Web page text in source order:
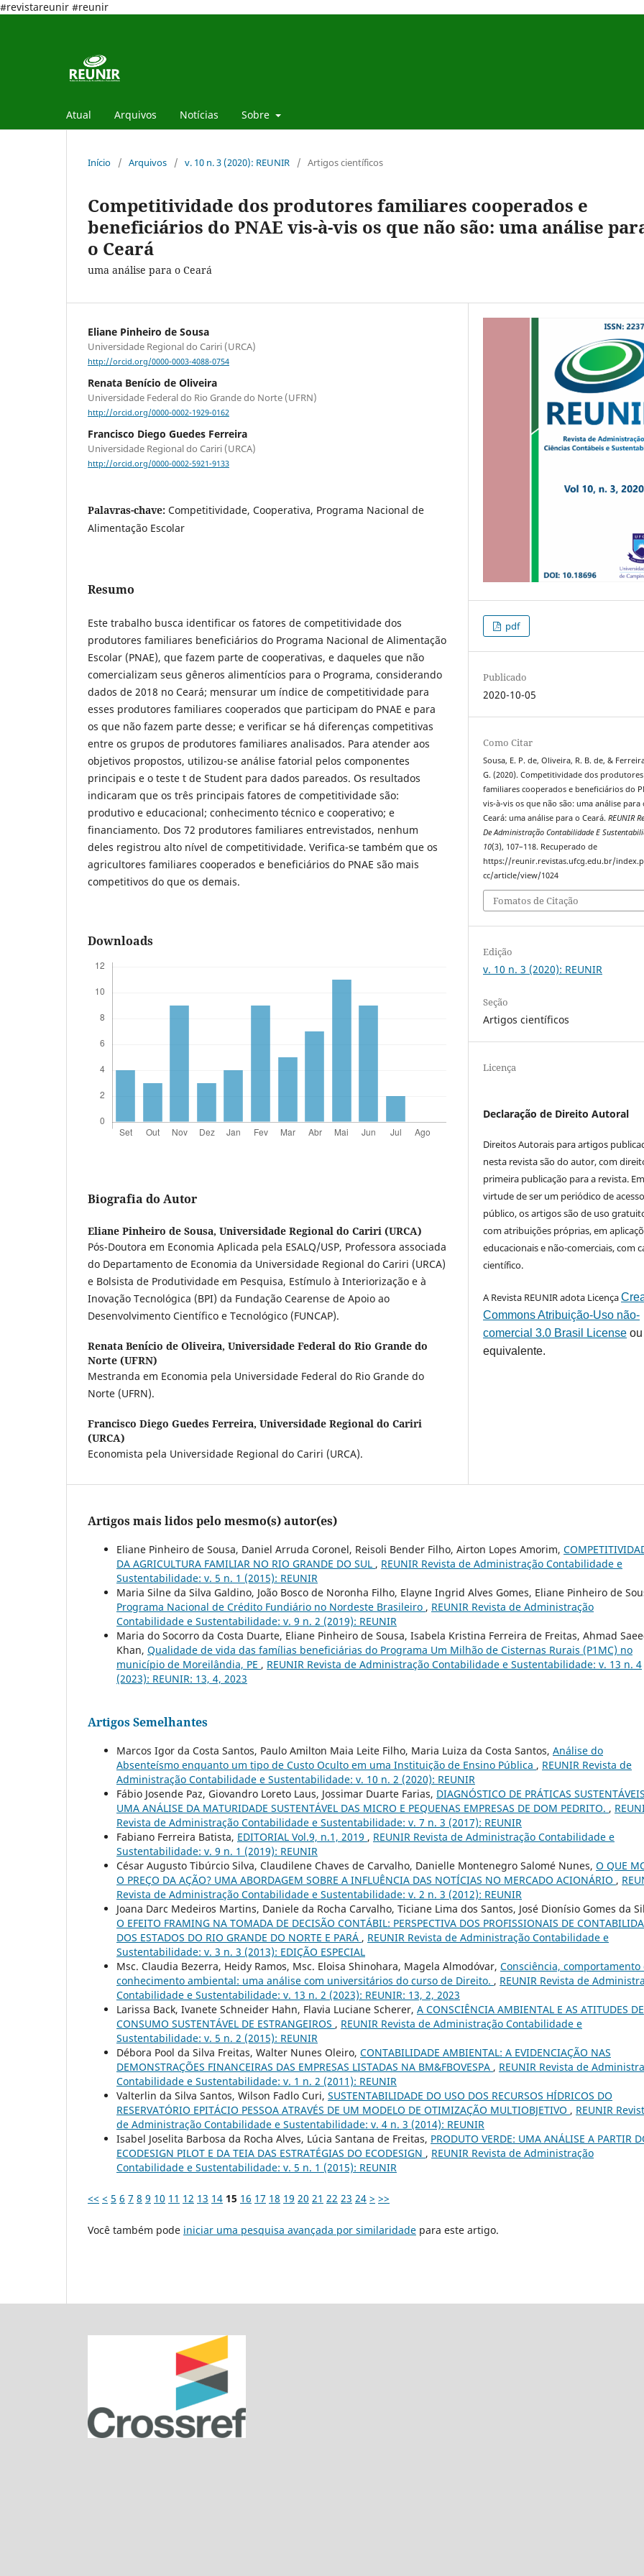
#revistareunir #reunir
Atual Arquivos Notícias Sobre
Início / Arquivos / v. 10 n. 3 (2020): REUNIR / Artigos científicos
Competitividade dos produtores familiares cooperados e
beneficiários do PNAE vis-à-vis os que não são: uma análise
o Ceará
uma análise para o Ceará
Eliane Pinheiro de Sousa
Universidade Regional do Cariri (URCA)
http://orcid.org/0000-0003-4088-0754
Renata Benício de Oliveira
Universidade Federal do Rio Grande do Norte (UFRN)
http://orcid.org/0000-0002-1929-0162
Francisco Diego Guedes Ferreira
Universidade Regional do Cariri (URCA)
http://orcid.org/0000-0002-5921-9133
Palavras-chave: Competitividade, Cooperativa, Programa Nacional de
Alimentação Escolar
Resumo
Este trabalho busca identificar os fatores de competitividade dos
produtores familiares beneficiários do Programa Nacional de Alimentação
Escolar (PNAE), que fazem parte de cooperativas, e daqueles que não
comercializam seus gêneros alimentícios para o Programa, considerando
dados de 2018 no Ceará; mensurar um índice de competitividade para
esses produtores familiares cooperados que participam do PNAE e para
os que não fazem parte desse; e verificar se há diferenças competitivas
entre os grupos de produtores familiares analisados. Para atender aos
objetivos propostos, utilizou-se análise fatorial pelos componentes
principais e o teste t de Student para dados pareados. Os resultados
indicaram que os três principais fatores de competitividade são:
produtivo e educacional; conhecimento técnico e cooperativo; e
financiamento. Dos 72 produtores familiares entrevistados, nenhum
deles registrou alto nível de competitividade. Verifica-se também que os
agricultores familiares cooperados e beneficiários do PNAE são mais
competitivos do que os demais.
Downloads
Biografia do Autor
Eliane Pinheiro de Sousa, Universidade Regional do Cariri (URCA)
Pós-Doutora em Economia Aplicada pela ESALQ/USP, Professora associada
do Departamento de Economia da Universidade Regional do Cariri (URCA)
e Bolsista de Produtividade em Pesquisa, Estímulo à Interiorização e à
Inovação Tecnológica (BPI) da Fundação Cearense de Apoio ao
Desenvolvimento Científico e Tecnológico (FUNCAP).
Renata Benício de Oliveira, Universidade Federal do Rio Grande do
Norte (UFRN)
Mestranda em Economia pela Universidade Federal do Rio Grande do
Norte (UFRN).
Francisco Diego Guedes Ferreira, Universidade Regional do Cariri
(URCA)
Economista pela Universidade Regional do Cariri (URCA).
pdf
Publicado
2020-10-05
Como Citar
Sousa, E. P. de, Oliveira, R. B. de, &
G. (2020). Competitividade dos produtores
familiares cooperados e beneficiários do
vis-à-vis os que não são: uma análise para
Ceará: uma análise para o Ceará.REUNIR
De Administração Contabilidade E
10(3), 107–118. Recuperado de
https://reunir.revistas.ufcg.edu.br/
cc/article/view/1024
Fomatos de Citação
Edição
v. 10 n. 3 (2020): REUNIR
Seção
Artigos científicos
Licença
Declaração de Direito Autoral
Direitos Autorais para artigos
nesta revista são do autor, com
primeira publicação para a revista. Em
virtude de ser um periódico de acesso
público, os artigos são de uso
com atribuições próprias, em
educacionais e não-comerciais, com
científico.
A Revista REUNIR adota Licença
Commons Atribuição-Uso não-
comercial 3.0 Brasil License
equivalente.
Artigos mais lidos pelo mesmo(s) autor(es)
Eliane Pinheiro de Sousa, Daniel Arruda Coronel, Reisoli Bender Filho, Airton Lopes Amorim,
DA AGRICULTURA FAMILIAR NO RIO GRANDE DO SUL , REUNIR Revista de Administração Contabilidade e
Sustentabilidade: v. 5 n. 1 (2015): REUNIR
Maria Silne da Silva Galdino, João Bosco de Noronha Filho, Elayne Ingrid Alves Gomes, Eliane Pinheiro de
Programa Nacional de Crédito Fundiário no Nordeste Brasileiro , REUNIR Revista de Administração
Contabilidade e Sustentabilidade: v. 9 n. 2 (2019): REUNIR
Maria do Socorro da Costa Duarte, Eliane Pinheiro de Sousa, Isabela Kristina Ferreira de Freitas, Ahmad
Khan, Qualidade de vida das famílias beneficiárias do Programa Um Milhão de Cisternas Rurais (P1MC) no
município de Moreilândia, PE , REUNIR Revista de Administração Contabilidade e Sustentabilidade: v. 13 n. 4
(2023): REUNIR: 13, 4, 2023
Artigos Semelhantes
Marcos Igor da Costa Santos, Paulo Amilton Maia Leite Filho, Maria Luiza da Costa Santos, Análise do
Absenteísmo enquanto um tipo de Custo Oculto em uma Instituição de Ensino Pública , REUNIR Revista de
Administração Contabilidade e Sustentabilidade: v. 10 n. 2 (2020): REUNIR
Fábio Josende Paz, Giovandro Loreto Laus, Jossimar Duarte Farias, DIAGNÓSTICO DE PRÁTICAS
UMA ANÁLISE DA MATURIDADE SUSTENTÁVEL DAS MICRO E PEQUENAS EMPRESAS DE DOM PEDRITO. ,
Revista de Administração Contabilidade e Sustentabilidade: v. 7 n. 3 (2017): REUNIR
Fabiano Ferreira Batista, EDITORIAL Vol.9, n.1, 2019 , REUNIR Revista de Administração Contabilidade e
Sustentabilidade: v. 9 n. 1 (2019): REUNIR
César Augusto Tibúrcio Silva, Claudilene Chaves de Carvalho, Danielle Montenegro Salomé Nunes, O QUE
O PREÇO DA AÇÃO? UMA ABORDAGEM SOBRE A INFLUÊNCIA DAS NOTÍCIAS NO MERCADO ACIONÁRIO ,
Revista de Administração Contabilidade e Sustentabilidade: v. 2 n. 3 (2012): REUNIR
Joana Darc Medeiros Martins, Daniele da Rocha Carvalho, Ticiane Lima dos Santos, José Dionísio Gomes da
O EFEITO FRAMING NA TOMADA DE DECISÃO CONTÁBIL: PERSPECTIVA DOS PROFISSIONAIS DE
DOS ESTADOS DO RIO GRANDE DO NORTE E PARÁ , REUNIR Revista de Administração Contabilidade e
Sustentabilidade: v. 3 n. 3 (2013): EDIÇÃO ESPECIAL
Msc. Claudia Bezerra, Heidy Ramos, Msc. Eloisa Shinohara, Magela Almodóvar, Consciência, comportamento
conhecimento ambiental: uma análise com universitários do curso de Direito. , REUNIR Revista de
Contabilidade e Sustentabilidade: v. 13 n. 2 (2023): REUNIR: 13, 2, 2023
Larissa Back, Ivanete Schneider Hahn, Flavia Luciane Scherer, A CONSCIÊNCIA AMBIENTAL E AS ATITUDES DE
CONSUMO SUSTENTÁVEL DE ESTRANGEIROS , REUNIR Revista de Administração Contabilidade e
Sustentabilidade: v. 5 n. 2 (2015): REUNIR
Débora Pool da Silva Freitas, Walter Nunes Oleiro, CONTABILIDADE AMBIENTAL: A EVIDENCIAÇÃO NAS
DEMONSTRAÇÕES FINANCEIRAS DAS EMPRESAS LISTADAS NA BM&FBOVESPA , REUNIR Revista de
Contabilidade e Sustentabilidade: v. 1 n. 2 (2011): REUNIR
Valterlin da Silva Santos, Wilson Fadlo Curi, SUSTENTABILIDADE DO USO DOS RECURSOS HÍDRICOS DO
RESERVATÓRIO EPITÁCIO PESSOA ATRAVÉS DE UM MODELO DE OTIMIZAÇÃO MULTIOBJETIVO , REUNIR
de Administração Contabilidade e Sustentabilidade: v. 4 n. 3 (2014): REUNIR
Isabel Joselita Barbosa da Rocha Alves, Lúcia Santana de Freitas, PRODUTO VERDE: UMA ANÁLISE A PARTIR
ECODESIGN PILOT E DA TEIA DAS ESTRATÉGIAS DO ECODESIGN , REUNIR Revista de Administração
Contabilidade e Sustentabilidade: v. 5 n. 1 (2015): REUNIR
<< < 5 6 7 8 9 10 11 12 13 14 15 16 17 18 19 20 21 22 23 24 > >>
Você também pode iniciar uma pesquisa avançada por similaridade para este artigo.